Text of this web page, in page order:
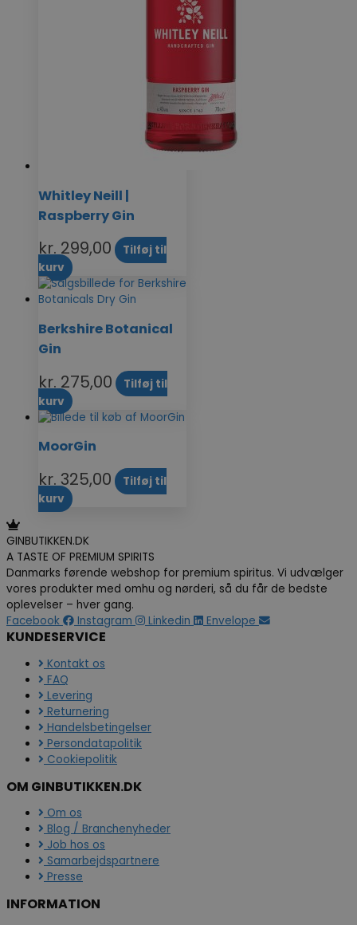
Whitley Neill |
Raspberry Gin
kr. 299,00
Tilføj til
kurv
Berkshire Botanical
Gin
kr. 275,00
Tilføj til
kurv
MoorGin
kr. 325,00
Tilføj til
kurv
GINBUTIKKEN.DK
A TASTE OF PREMIUM SPIRITS
Danmarks førende webshop for premium spiritus. Vi udvælger
vores produkter med omhu og nørderi, så du får de bedste
oplevelser – hver gang.
Facebook
Instagram Linkedin Envelope
KUNDESERVICE
Kontakt os
FAQ
Levering
Returnering
Handelsbetingelser
Persondatapolitik
Cookiepolitik
OM GINBUTIKKEN.DK
Om os
Blog / Branchenyheder
Job hos os
Samarbejdspartnere
Presse
INFORMATION